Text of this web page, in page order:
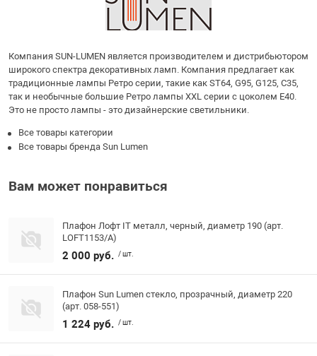
Компания SUN-LUMEN является производителем и дистрибьютором
широкого спектра декоративных ламп. Компания предлагает как
традиционные лампы Ретро серии, такие как ST64, G95, G125, С35,
так и необычные большие Ретро лампы XXL серии с цоколем E40.
Это не просто лампы - это дизайнерские светильники.
Все товары категории
Все товары бренда Sun Lumen
Вам может понравиться
Плафон Лофт IT металл, черный, диаметр 190 (арт.
LOFT1153/A)
2 000 руб. / шт.
Плафон Sun Lumen стекло, прозрачный, диаметр 220
(арт. 058-551)
1 224 руб. / шт.